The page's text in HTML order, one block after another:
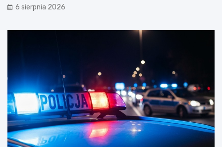
6 sierpnia 2026